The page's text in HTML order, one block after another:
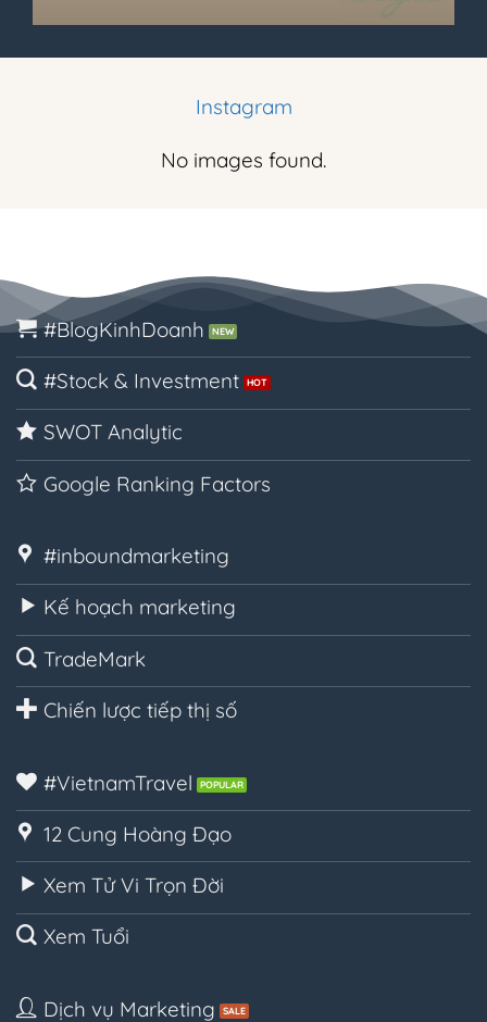
Instagram
No images found.
#BlogKinhDoanh
#Stock & Investment
SWOT Analytic
Google Ranking Factors
#inboundmarketing
Kế hoạch marketing
TradeMark
Chiến lược tiếp thị số
#VietnamTravel
12 Cung Hoàng Đạo
Xem Tử Vi Trọn Đời
Xem Tuổi
Dịch vụ Marketing